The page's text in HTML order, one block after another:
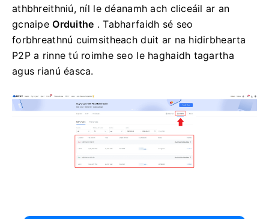
athbhreithniú, níl le déanamh ach cliceáil ar an
gcnaipeOrduithe .Tabharfaidh sé seo
forbhreathnú cuimsitheach duit ar na hidirbhearta
P2P a rinne tú roimhe seo le haghaidh tagartha
agus rianú éasca.